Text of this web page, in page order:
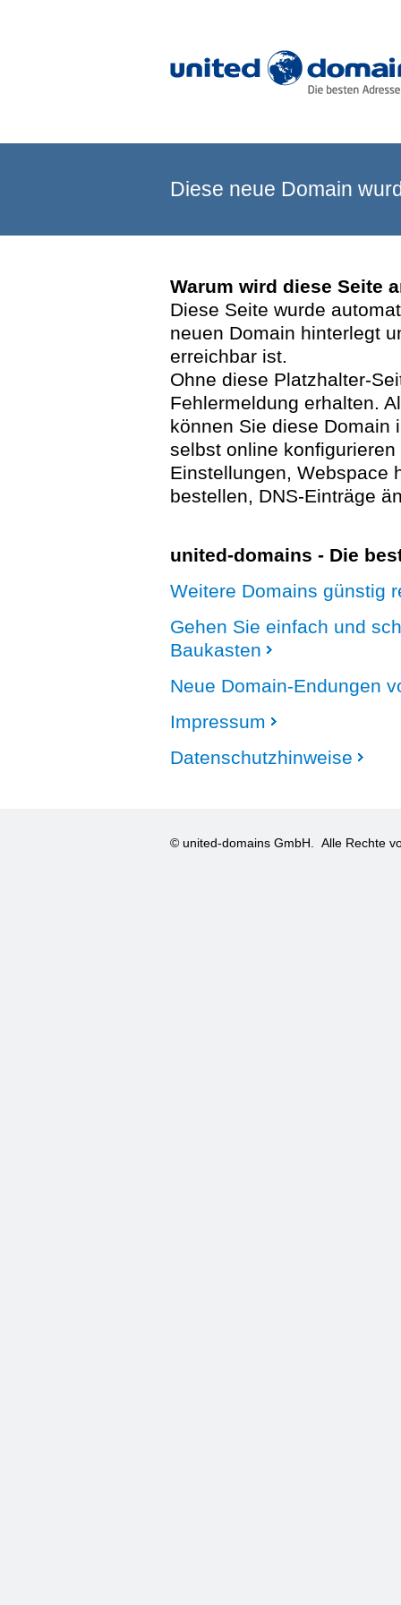
Diese neue Domain
Warum wird diese Seite
Diese Seite wurde
neuen Domain hinterlegt
erreichbar ist.
Ohne diese Platzhalter-
Fehlermeldung erhalten.
können Sie diese Domain
selbst online
Einstellungen, Webspace
bestellen, DNS-Einträge
united-domains - Die
Weitere Domains günstig
Gehen Sie einfach und
Baukasten
Neue Domain-Endungen
Impressum
Datenschutzhinweise
© united-domains GmbH. Alle Rechte